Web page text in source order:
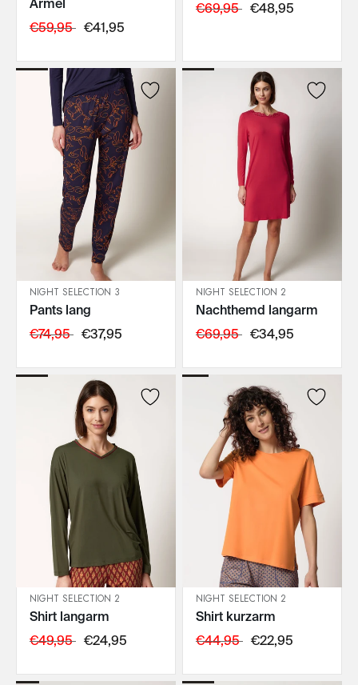
Ärmel
€59,95 €41,95
€69,95 €48,95
IN DEN WARENKORB
NIGHT SELECTION 3
Pants lang
€74,95 €37,95
IN DEN WARENKORB
NIGHT SELECTION 2
Nachthemd langarm
€69,95 €34,95
IN DEN WARENKORB
NIGHT SELECTION 2
Shirt langarm
€49,95 €24,95
IN DEN WARENKORB
NIGHT SELECTION 2
Shirt kurzarm
€44,95 €22,95